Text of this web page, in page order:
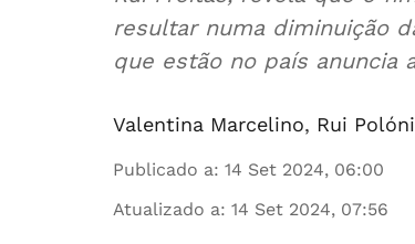
resultar numa diminuição
que estão no país anuncia
Valentina Marcelino, Rui
Publicado a: 14 Set 2024, 06:00
Atualizado a: 14 Set 2024, 07:56